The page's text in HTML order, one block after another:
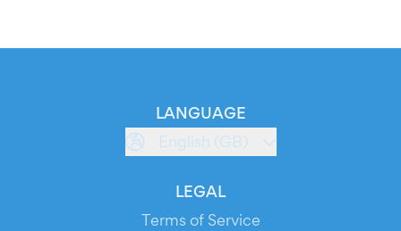
LANGUAGE
English (GB)
LEGAL
Terms of Service